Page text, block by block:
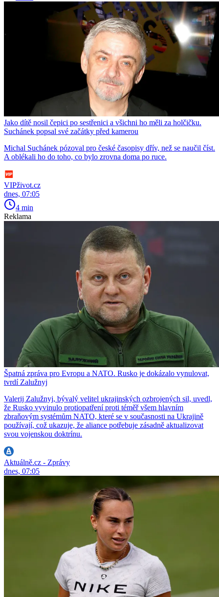
Jako dítě nosil čepici po sestřenici a všichni ho měli za holčičku.
Suchánek popsal své začátky před kamerou
Michal Suchánek pózoval pro české časopisy dřív, než se naučil číst.
A oblékali ho do toho, co bylo zrovna doma po ruce.
VIPživot.cz
dnes, 07:05
4 min
Reklama
Špatná zpráva pro Evropu a NATO. Rusko je dokázalo vynulovat,
tvrdí Zalužnyj
Valerij Zalužnyj, bývalý velitel ukrajinských ozbrojených sil, uvedl,
že Rusko vyvinulo protiopatření proti téměř všem hlavním
zbraňovým systémům NATO, které se v současnosti na Ukrajině
používají, což ukazuje, že aliance potřebuje zásadně aktualizovat
svou vojenskou doktrínu.
Aktuálně.cz - Zprávy
dnes, 07:05